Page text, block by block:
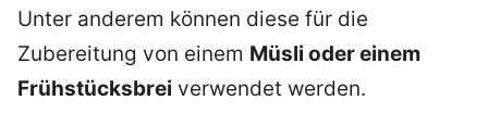
Unter anderem können diese für die
Zubereitung von einem Müsli oder einem
Frühstücksbrei verwendet werden.